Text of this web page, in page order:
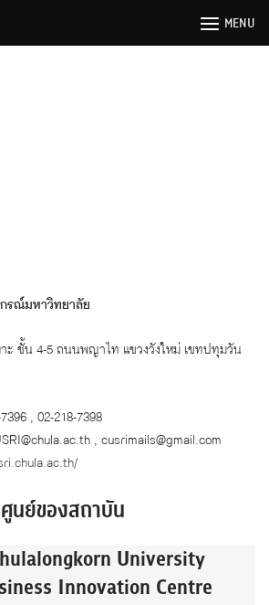
MENU
รณ์มหาวิทยาลัย
ะ ชั้น 4-5 ถนนพญาไท แขวงวังใหม่ เขทปทุมวัน
, 02-218-7398
, cusrimails@gmail.com
นย์ของสถาบัน
University
Innovation Centre